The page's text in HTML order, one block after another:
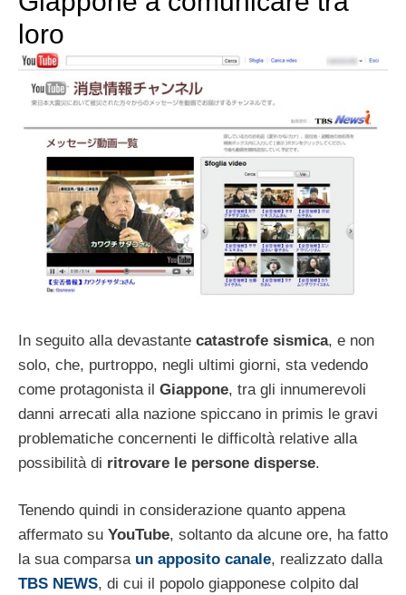
loro
In seguito alla devastante catastrofe sismica, e non
solo, che, purtroppo, negli ultimi giorni, sta vedendo
come protagonista il Giappone, tra gli innumerevoli
danni arrecati alla nazione spiccano in primis le gravi
problematiche concernenti le difficoltà relative alla
possibilità di ritrovare le persone disperse.
Tenendo quindi in considerazione quanto appena
affermato su YouTube, soltanto da alcune ore, ha fatto
la sua comparsa un apposito canale, realizzato dalla
TBS NEWS, di cui il popolo giapponese colpito dal